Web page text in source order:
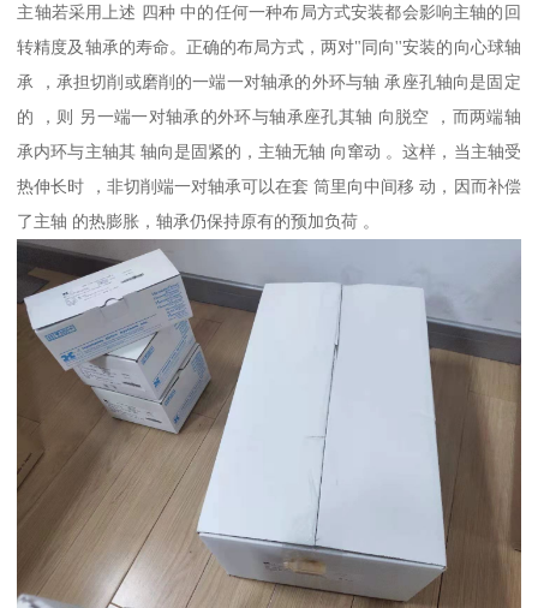
主轴若采用上述 四种 中的任何一种布局方式安装都会影响主轴的回
转精度及轴承的寿命。正确的布局方式，两对"同向''安装的向心球轴
承 ，承担切削或磨削的一端一对轴承的外环与轴 承座孔轴向是固定
的 ，则 另一端一对轴承的外环与轴承座孔其轴 向脱空 ，而两端轴
承内环与主轴其 轴向是固紧的，主轴无轴 向窜动 。这样，当主轴受
热伸长时 ，非切削端一对轴承可以在套 筒里向中间移 动，因而补偿
了主轴 的热膨胀，轴承仍保持原有的预加负荷 。